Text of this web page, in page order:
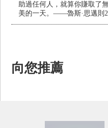
助過任何人，就算你賺取了
美的一天。——魯斯·思邁則2
向您推薦